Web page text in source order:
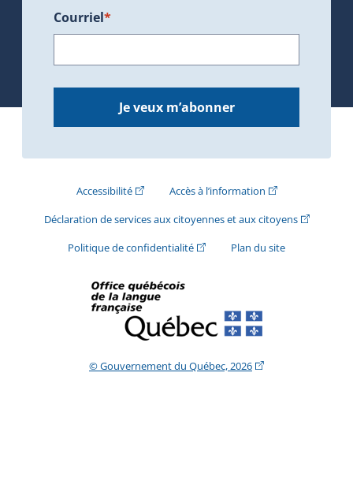
Courriel*
Je veux m’abonner
Accessibilité(Cet hyperlien externe s'ouvrira dans une
Accès à l’information(Cet hyperlien
Déclaration de services aux citoyennes et aux citoyens(Cet
Politique de confidentialité(Cet hyperlien externe s'ouvrira
Plan du site
© Gouvernement du Québec, 2026(Cet hyperlien